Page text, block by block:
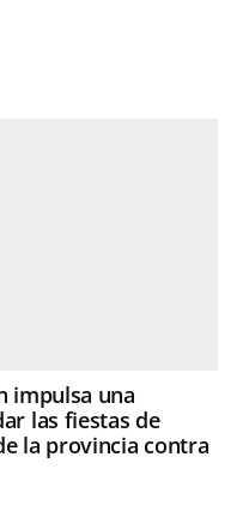
impulsa una
las fiestas de
la provincia contra